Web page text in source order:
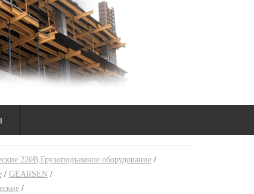
220В,Грузоподъемное оборудование/
/ GEARSEN/
/